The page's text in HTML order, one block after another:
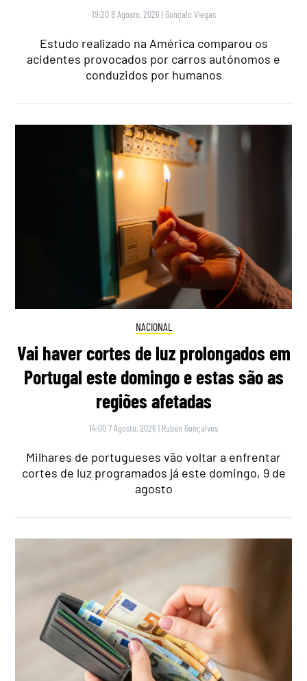
19:20 8 Agosto, 2026 | Gonçalo Viegas
Estudo realizado na América comparou os
acidentes provocados por carros autónomos e
conduzidos por humanos
NACIONAL
Vai haver cortes de luz prolongados em
Portugal este domingo e estas são as
regiões afetadas
14:00 7 Agosto, 2026 | Rubén Gonçalves
Milhares de portugueses vão voltar a enfrentar
cortes de luz programados já este domingo, 9 de
agosto